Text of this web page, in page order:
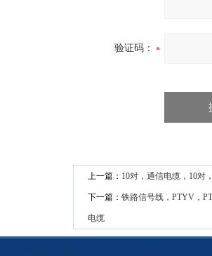
验证码：
上一篇： 10对，通信电缆，10对
下一篇： 铁路信号线，PTYV，
电缆